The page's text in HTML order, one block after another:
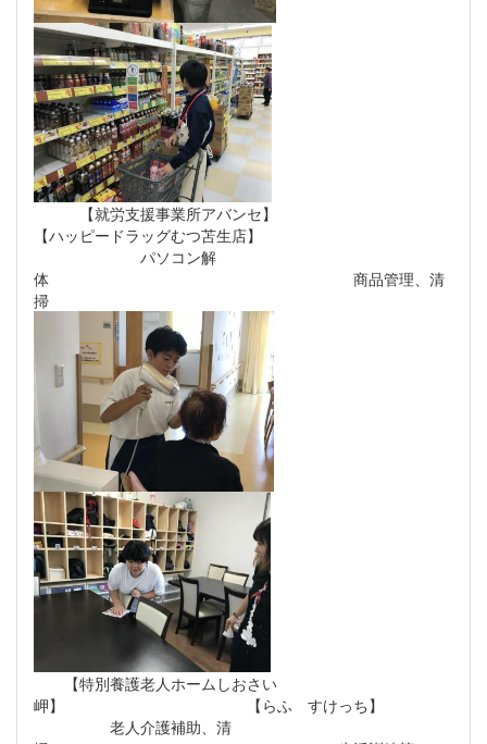
【就労支援事業所アバンセ】
【ハッピードラッグむつ苫生店】
パソコン解
体 商品管理、清
掃
【特別養護老人ホームしおさい
岬】 【らふ すけっち】
老人介護補助、清